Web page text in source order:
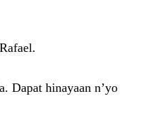
Dapat hinayaan n’yo